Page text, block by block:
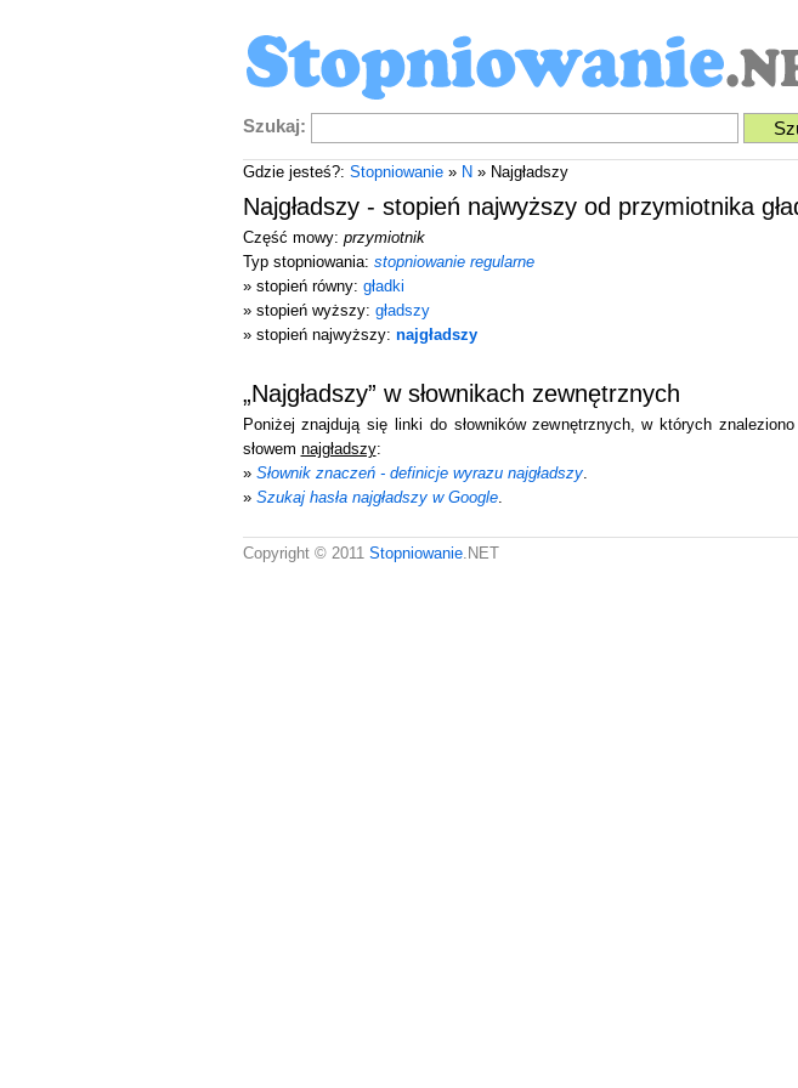
Szukaj:
Gdzie jesteś?: Stopniowanie» N » Najgładszy
Najgładszy - stopień najwyższy od przymiotnika
Część mowy: przymiotnik
Typ stopniowania: stopniowanie regularne
» stopień równy: gładki
» stopień wyższy: gładszy
» stopień najwyższy: najgładszy
„Najgładszy” w słownikach zewnętrznych
Poniżej znajdują się linki do słowników zewnętrznych, w których
słowem najgładszy:
» Słownik znaczeń - definicje wyrazu najgładszy.
» Szukaj hasła najgładszy w Google.
Copyright © 2011 Stopniowanie.NET